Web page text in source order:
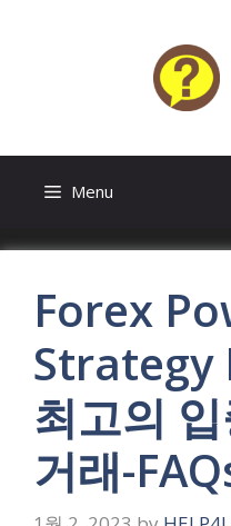
Menu
Forex
Strategy
최고의
거래-